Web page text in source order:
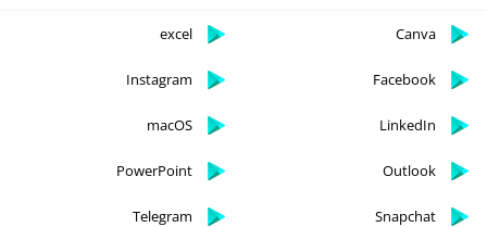
Canva
excel
Facebook
Instagram
LinkedIn
macOS
Outlook
PowerPoint
Snapchat
Telegram